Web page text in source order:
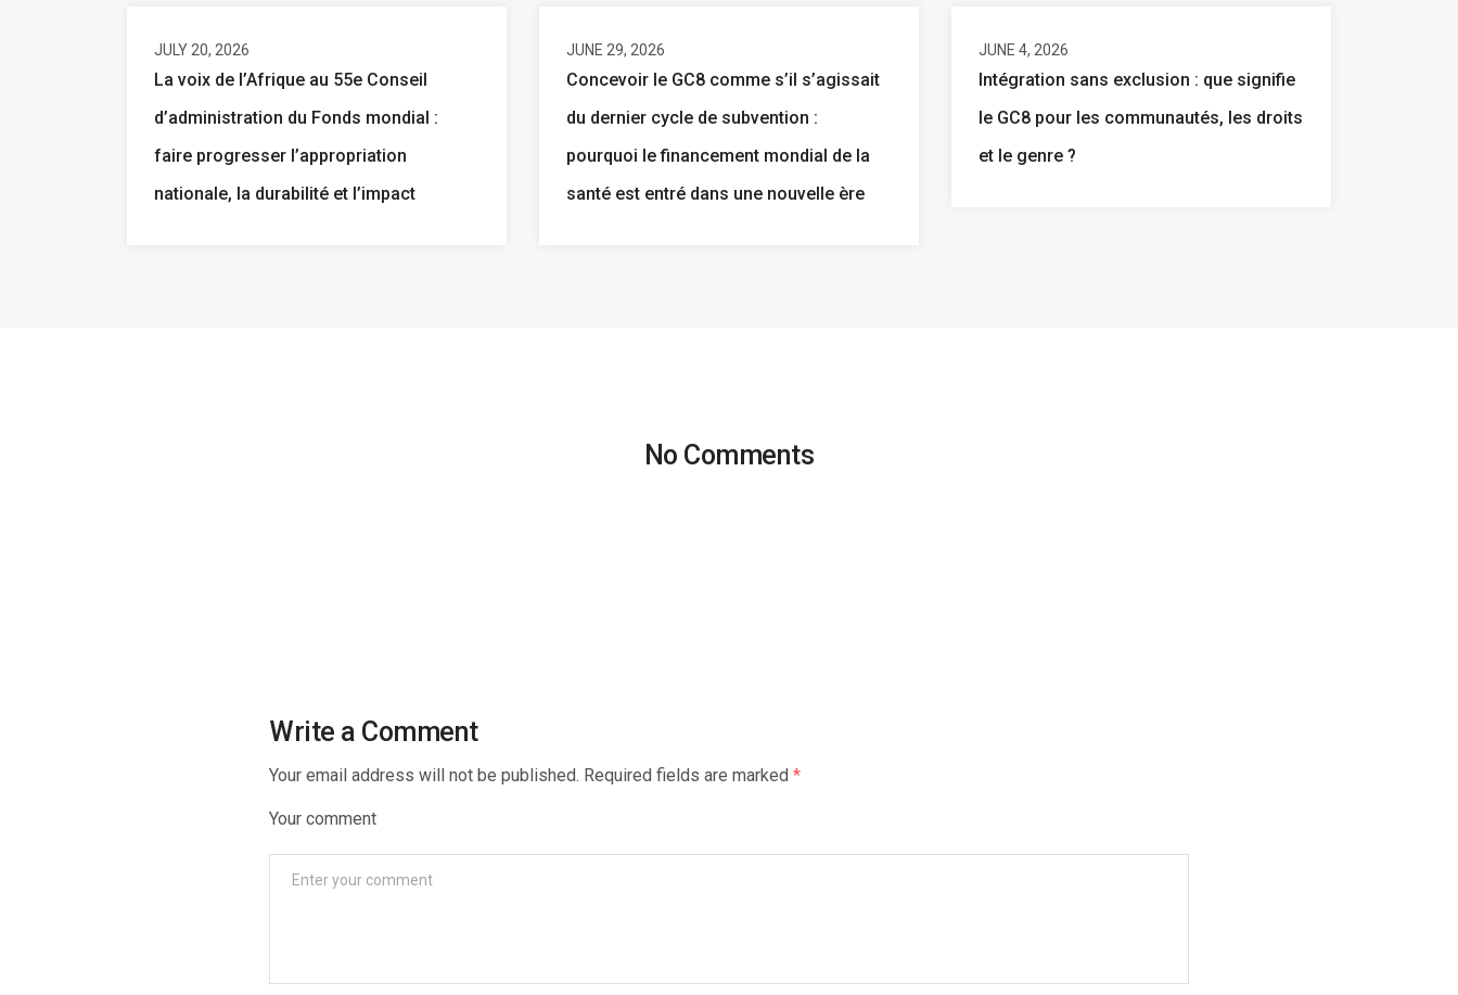
JULY 20, 2026
La voix de l’Afrique au 55e Conseil
d’administration du Fonds mondial :
faire progresser l’appropriation
nationale, la durabilité et l’impact
JUNE 29, 2026
Concevoir le GC8 comme s’il s’agissait
du dernier cycle de subvention :
pourquoi le financement mondial de la
santé est entré dans une nouvelle ère
JUNE 4, 2026
Intégration sans exclusion : que signifie
le GC8 pour les communautés, les droits
et le genre ?
No Comments
Write a Comment
Your email address will not be published. Required fields are marked*
Your comment